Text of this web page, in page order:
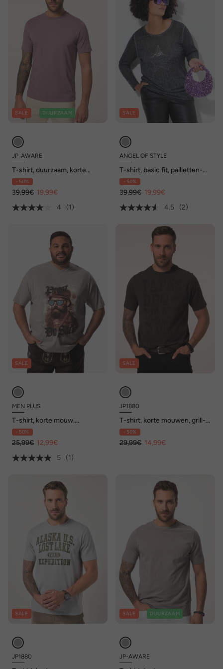
SALE DUURZAAM
JP-AWARE
T-shirt, duurzaam, korte
mouwen, GOTS-
gecertificeerd biologisch
katoen, tot 7XL
- 50%
39,99€ 19,99€
4
(1)
SALE
ANGEL OF STYLE
T-shirt, basic fit, pailletten-
ster, lange mouwen
- 50%
39,99€ 19,99€
4.5
(2)
SALE
MEN PLUS
T-shirt, korte mouw,
traditioneel motief, V-hals,
tot 8XL
- 50%
25,99€ 12,99€
5
(1)
SALE
JP1880
T-shirt, korte mouwen, grill-
print, tot 8XL
- 50%
29,99€ 14,99€
SALE
JP1880
SALE DUURZAAM
JP-AWARE